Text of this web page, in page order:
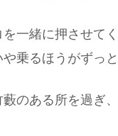
を一緒に押させ
や乗るほうがずっ
のある所を過ぎ